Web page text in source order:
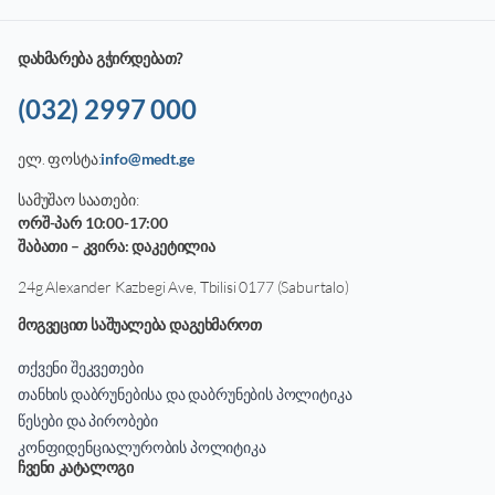
დახმარება გჭირდებათ?
(032) 2997 000
ელ. ფოსტა:info@medt.ge
სამუშაო საათები:
ორშ-პარ 10:00-17:00
შაბათი – კვირა: დაკეტილია
24g Alexander Kazbegi Ave, Tbilisi 0177 (Saburtalo)
მოგვეცით საშუალება დაგეხმაროთ
თქვენი შეკვეთები
თანხის დაბრუნებისა და დაბრუნების პოლიტიკა
წესები და პირობები
კონფიდენციალურობის პოლიტიკა
ჩვენი კატალოგი